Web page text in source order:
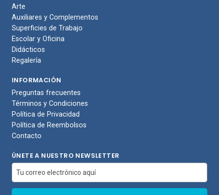
Arte
Auxiliares y Complementos
Superficies de Trabajo
Escolar y Oficina
Didácticos
Regalería
INFORMACIÓN
Preguntas frecuentes
Términos y Condiciones
Política de Privacidad
Política de Reembolsos
Contacto
ÚNETE A NUESTRO NEWSLETTER